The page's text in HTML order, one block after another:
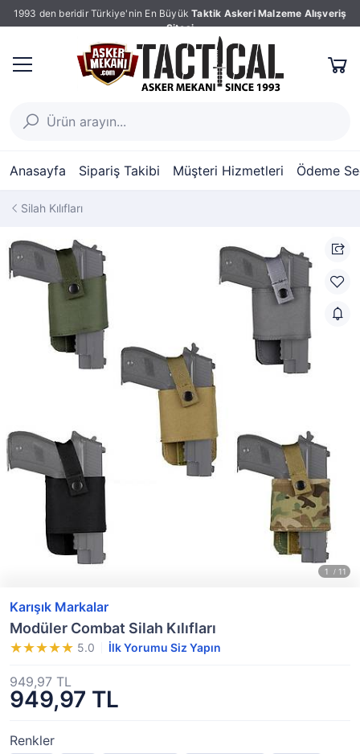
1993 den beridir Türkiye'nin En Büyük Taktik Askeri Malzeme Alışveriş
Sitesi
Anasayfa Sipariş Takibi Müşteri Hizmetleri Ödeme
Silah Kılıfları
Karışık Markalar
Modüler Combat Silah Kılıfları
5.0 İlk Yorumu Siz Yapın
949,97 TL
949,97 TL
Renkler